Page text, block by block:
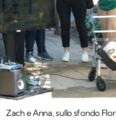
Zach e Anna, sullo sfondo